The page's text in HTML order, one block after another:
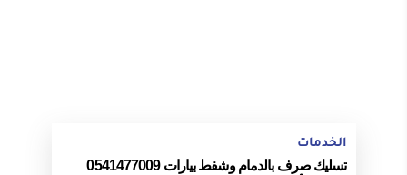
الخدمات
تسليك صرف بالدمام وشفط بيارات 0541477009